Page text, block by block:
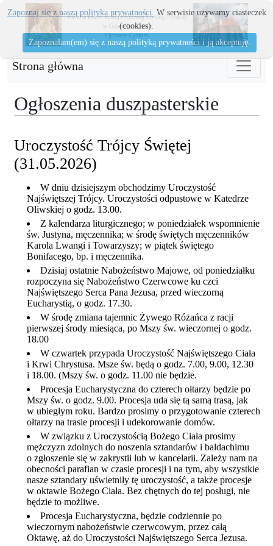
Strona główna
Ogłoszenia duszpasterskie
Uroczystość Trójcy Świętej
(31.05.2026)
W dniu dzisiejszym obchodzimy Uroczystość
Najświętszej Trójcy. Uroczystości odpustowe w Katedrze
Oliwskiej o godz. 13.00.
Z kalendarza liturgicznego; w poniedziałek wspomnienie
św. Justyna, męczennika; w środę świętych męczenników
Karola Lwangi i Towarzyszy; w piątek świętego
Bonifacego, bp. i męczennika.
Dzisiaj ostatnie Nabożeństwo Majowe, od poniedziałku
rozpoczyna się Nabożeństwo Czerwcowe ku czci
Najświętszego Serca Pana Jezusa, przed wieczorną
Eucharystią, o godz. 17.30.
W środę zmiana tajemnic Żywego Różańca z racji
pierwszej środy miesiąca, po Mszy św. wieczornej o godz.
18.00
W czwartek przypada Uroczystość Najświętszego Ciała
i Krwi Chrystusa. Msze św. będą o godz. 7.00, 9.00, 12.30
i 18.00. (Mszy św. o godz. 11.00 nie będzie.
Procesja Eucharystyczna do czterech ołtarzy będzie po
Mszy św. o godz. 9.00. Procesja uda się tą samą trasą, jak
w ubiegłym roku. Bardzo prosimy o przygotowanie czterech
ołtarzy na trasie procesji i udekorowanie domów.
W związku z Uroczystością Bożego Ciała prosimy
mężczyzn zdolnych do noszenia sztandarów i baldachimu
o zgłoszenie się w zakrystii lub w kancelarii. Zależy nam na
obecności parafian w czasie procesji i na tym, aby wszystkie
nasze sztandary uświetniły tę uroczystość, a także procesje
w oktawie Bożego Ciała. Bez chętnych do tej posługi, nie
będzie to możliwe.
Procesja Eucharystyczna, będzie codziennie po
wieczornym nabożeństwie czerwcowym, przez całą
Oktawę, aż do Uroczystości Najświętszego Serca Jezusa.
Zapoznaj się z naszą polityka prywatności. W serwisie używamy ciasteczek
(cookies).
Zapoznałam(em) się z naszą polityką prywatności i ją akceptuję.